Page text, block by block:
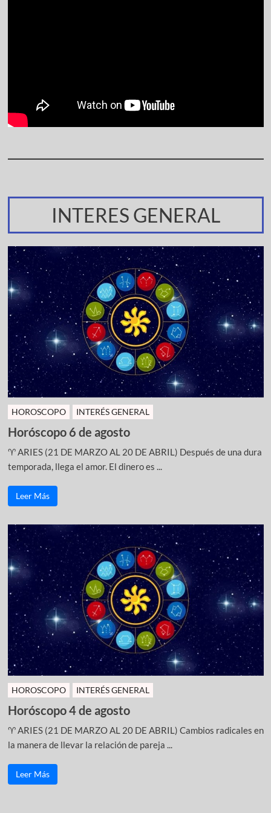
INTERES GENERAL
HOROSCOPO INTERÉS GENERAL
Horóscopo 6 de agosto
♈ ARIES (21 DE MARZO AL 20 DE ABRIL) Después de una dura
temporada, llega el amor. El dinero es ...
Leer Más
HOROSCOPO INTERÉS GENERAL
Horóscopo 4 de agosto
♈ ARIES (21 DE MARZO AL 20 DE ABRIL) Cambios radicales en
la manera de llevar la relación de pareja ...
Leer Más